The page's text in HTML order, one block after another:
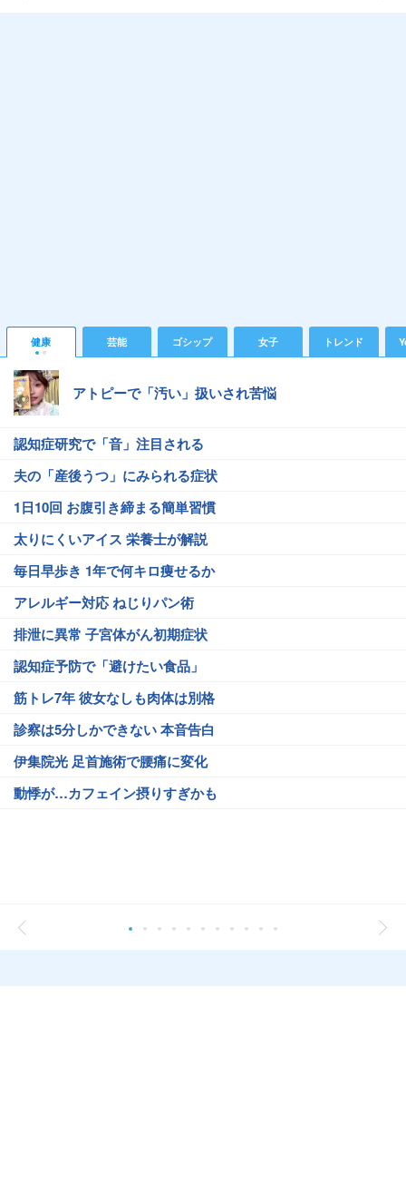
健康 芸能 ゴシップ 女子 トレンド
アトピーで「汚い」扱いされ苦悩
認知症研究で「音」注目される
夫の「産後うつ」にみられる症状
1日10回 お腹引き締まる簡単習慣
太りにくいアイス 栄養士が解説
毎日早歩き 1年で何キロ痩せるか
アレルギー対応 ねじりパン術
排泄に異常 子宮体がん初期症状
認知症予防で「避けたい食品」
筋トレ7年 彼女なしも肉体は別格
診察は5分しかできない 本音告白
伊集院光 足首施術で腰痛に変化
動悸が…カフェイン摂りすぎかも